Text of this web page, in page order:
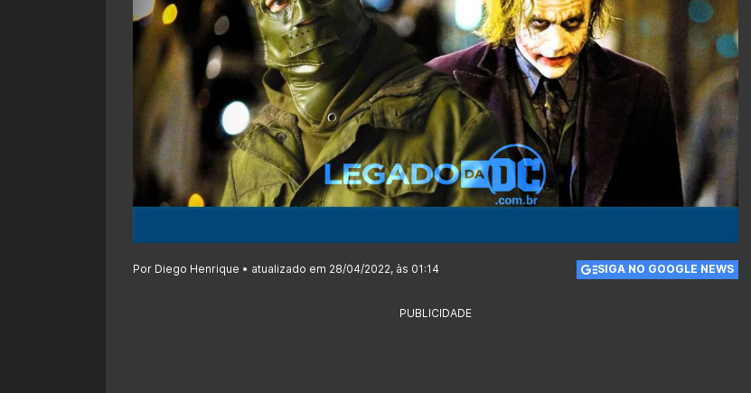
Por Diego Henrique • atualizado em 28/04/2022, às 01:14 SIGA NO GOOGLE NEWS
PUBLICIDADE